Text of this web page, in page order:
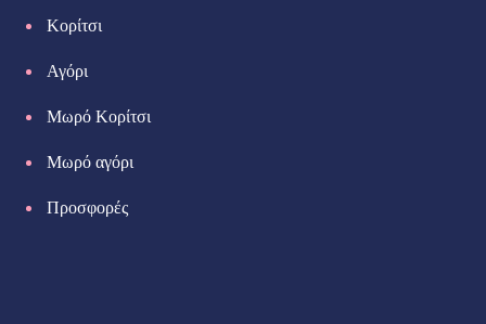
Κορίτσι
Αγόρι
Μωρό Κορίτσι
Μωρό αγόρι
Προσφορές